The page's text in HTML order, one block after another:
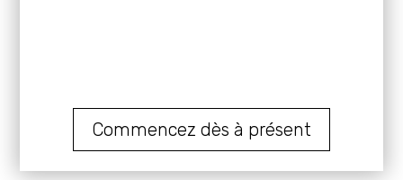
Commencez dès à présent